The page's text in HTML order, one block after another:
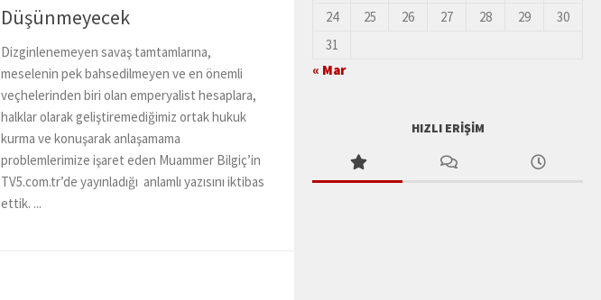
Düşünmeyecek
Dizginlenemeyen savaş tamtamlarına,
meselenin pek bahsedilmeyen ve en önemli
veçhelerinden biri olan emperyalist hesaplara,
halklar olarak geliştiremediğimiz ortak hukuk
kurma ve konuşarak anlaşamama
problemlerimize işaret eden Muammer Bilgiç’in
TV5.com.tr’de yayınladığı anlamlı yazısını iktibas
ettik. ...
24
25 26 27 28 29
30
31
« Mar
HIZLI ERIŞIM